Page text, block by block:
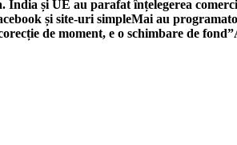
și UE au parafat înțelegerea
și site-uri simpleMai au
de moment, e o schimbare de fond”